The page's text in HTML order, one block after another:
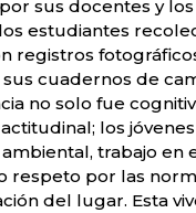
sus docentes y
estudiantes
registros
cuadernos de
no solo fue
los
trabajo en
respeto por las
del lugar. Esta